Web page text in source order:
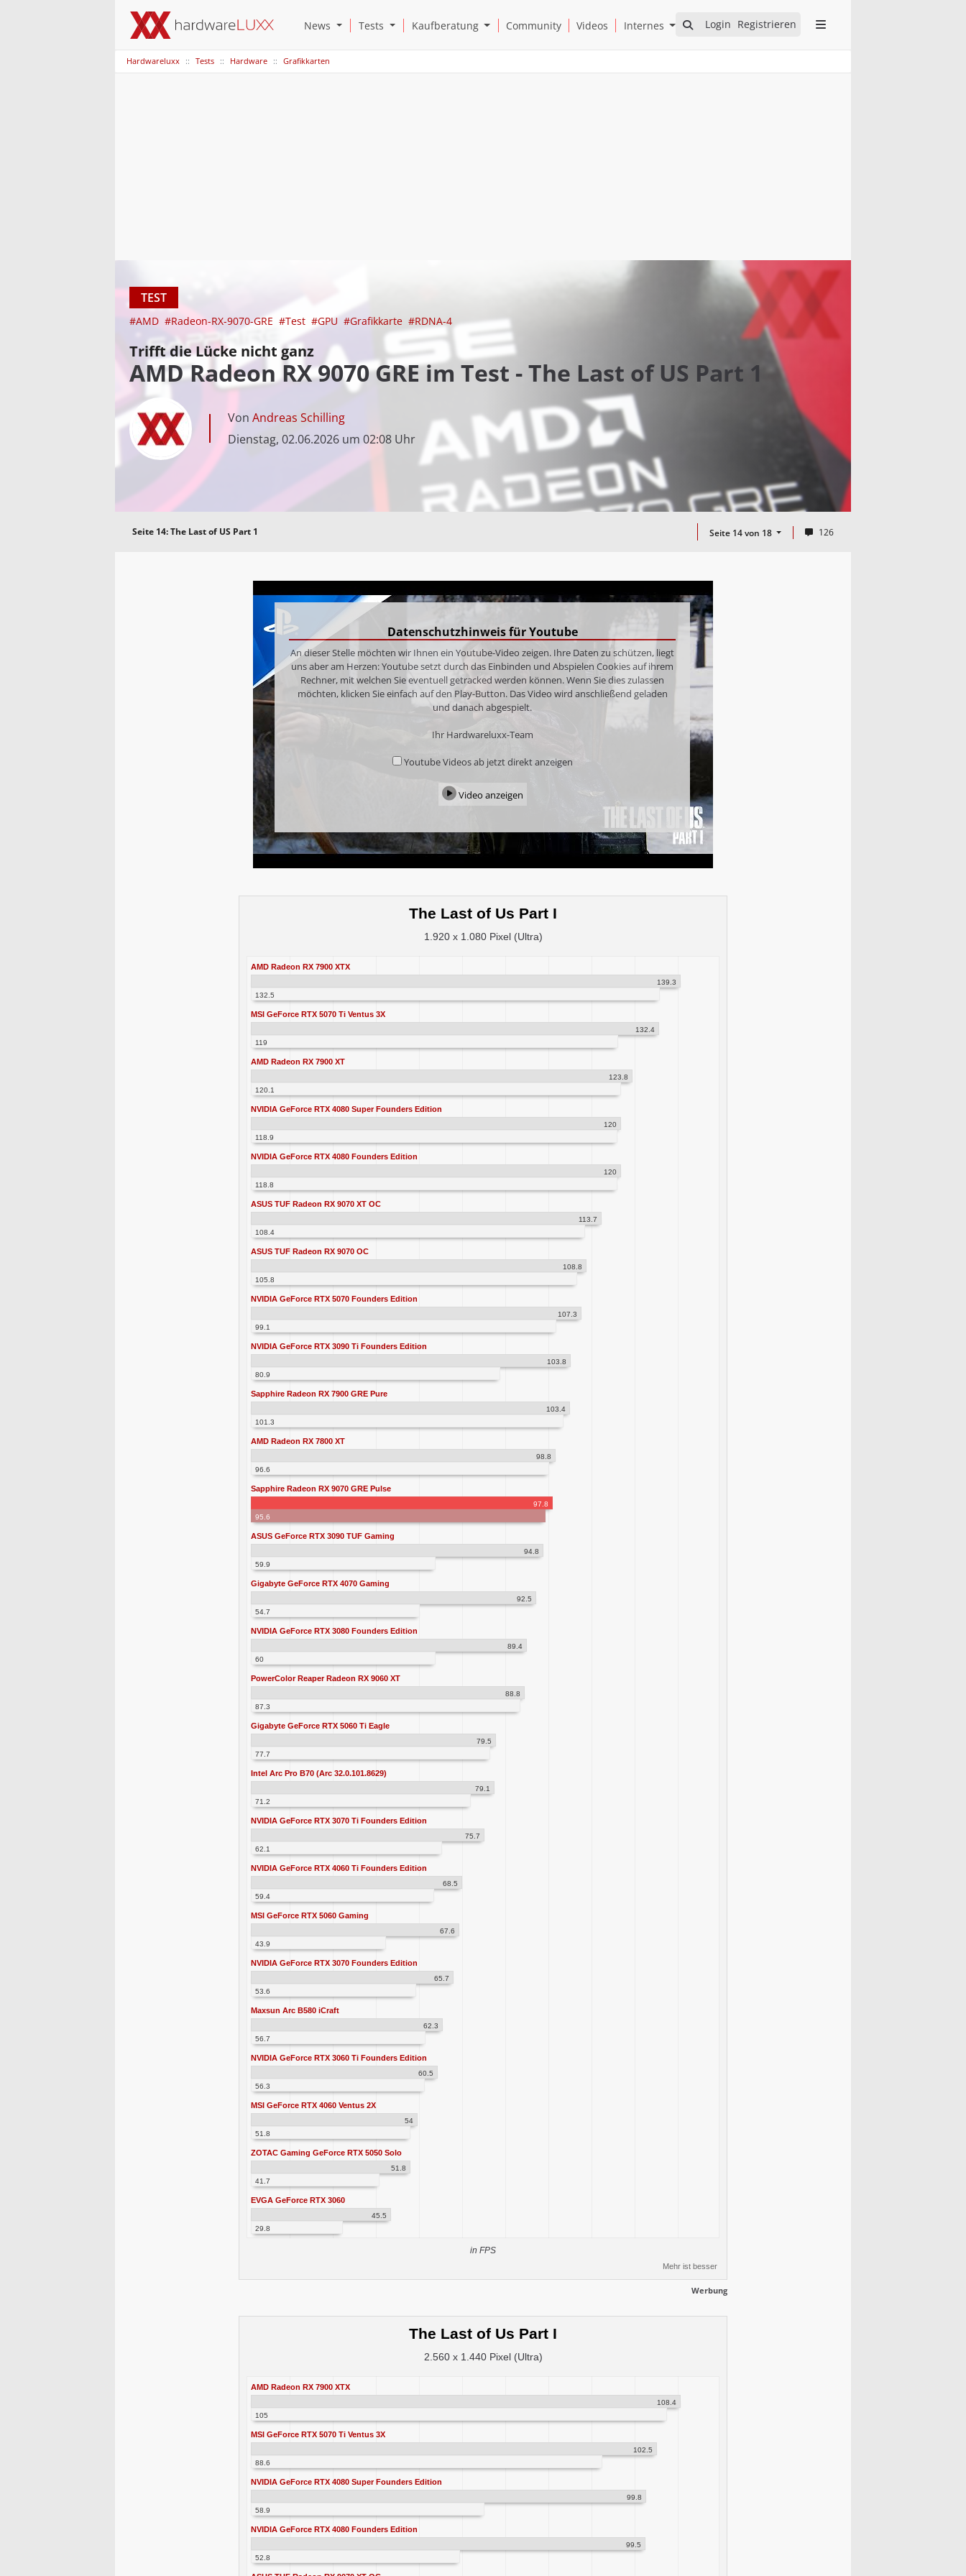
Login Registrieren
News Open News Submenu
Tests Open Tests Submenu
Kaufberatung Open Kaufberatung Submenu
Community Videos Internes Open Internes Submenu
Hardwareluxx Tests Hardware Grafikkarten
TEST
#AMD #Radeon-RX-9070-GRE #Test #GPU #Grafikkarte #RDNA-4
Trifft die Lücke nicht ganz
AMD Radeon RX 9070 GRE im Test - The Last of US Part 1
Von Andreas Schilling
Dienstag, 02.06.2026 um 02:08 Uhr
Seite 14:The Last of US Part 1 Seite 14 von 18 126
Datenschutzhinweis für Youtube
An dieser Stelle möchten wir Ihnen ein Youtube-Video zeigen. Ihre Daten zu schützen, liegt
uns aber am Herzen: Youtube setzt durch das Einbinden und Abspielen Cookies auf ihrem
Rechner, mit welchen Sie eventuell getracked werden können. Wenn Sie dies zulassen
möchten, klicken Sie einfach auf den Play-Button. Das Video wird anschließend geladen
und danach abgespielt.
Ihr Hardwareluxx-Team
Youtube Videos ab jetzt direkt anzeigen
Video anzeigen
The Last of Us Part I
1.920 x 1.080 Pixel (Ultra)
AMD Radeon RX 7900 XTX
139.3
132.5
MSI GeForce RTX 5070 Ti Ventus 3X
132.4
119
AMD Radeon RX 7900 XT
123.8
120.1
NVIDIA GeForce RTX 4080 Super Founders Edition
120
118.9
NVIDIA GeForce RTX 4080 Founders Edition
120
118.8
ASUS TUF Radeon RX 9070 XT OC
113.7
108.4
ASUS TUF Radeon RX 9070 OC
108.8
105.8
NVIDIA GeForce RTX 5070 Founders Edition
107.3
99.1
NVIDIA GeForce RTX 3090 Ti Founders Edition
103.8
80.9
Sapphire Radeon RX 7900 GRE Pure
103.4
101.3
AMD Radeon RX 7800 XT
98.8
96.6
Sapphire Radeon RX 9070 GRE Pulse
97.8
95.6
ASUS GeForce RTX 3090 TUF Gaming
94.8
59.9
Gigabyte GeForce RTX 4070 Gaming
92.5
54.7
NVIDIA GeForce RTX 3080 Founders Edition
89.4
60
PowerColor Reaper Radeon RX 9060 XT
88.8
87.3
Gigabyte GeForce RTX 5060 Ti Eagle
79.5
77.7
Intel Arc Pro B70 (Arc 32.0.101.8629)
79.1
71.2
NVIDIA GeForce RTX 3070 Ti Founders Edition
75.7
62.1
NVIDIA GeForce RTX 4060 Ti Founders Edition
68.5
59.4
MSI GeForce RTX 5060 Gaming
67.6
43.9
NVIDIA GeForce RTX 3070 Founders Edition
65.7
53.6
Maxsun Arc B580 iCraft
62.3
56.7
NVIDIA GeForce RTX 3060 Ti Founders Edition
60.5
56.3
MSI GeForce RTX 4060 Ventus 2X
54
51.8
ZOTAC Gaming GeForce RTX 5050 Solo
51.8
41.7
EVGA GeForce RTX 3060
45.5
29.8
in FPS
Mehr ist besser
Werbung
The Last of Us Part I
2.560 x 1.440 Pixel (Ultra)
AMD Radeon RX 7900 XTX
108.4
105
MSI GeForce RTX 5070 Ti Ventus 3X
102.5
88.6
NVIDIA GeForce RTX 4080 Super Founders Edition
99.8
58.9
NVIDIA GeForce RTX 4080 Founders Edition
99.5
52.8